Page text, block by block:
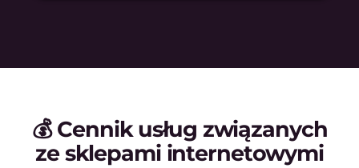
💰 Cennik usług związanych
ze sklepami internetowymi